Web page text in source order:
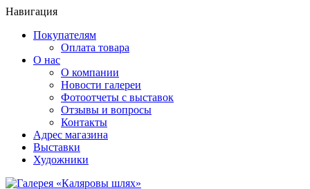
Навигация
Покупателям
Оплата товара
О нас
О компании
Новости галереи
Фотоотчеты с выставок
Отзывы и вопросы
Контакты
Адрес магазина
Выставки
Художники